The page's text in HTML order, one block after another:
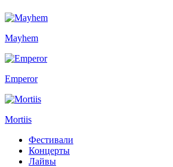
Mayhem
Emperor
Mortiis
Фестивали
Концерты
Лайвы